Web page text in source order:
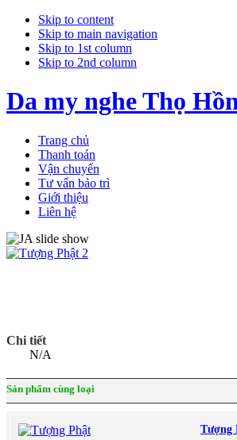
Skip to content
Skip to main navigation
Skip to 1st column
Skip to 2nd column
Da my nghe Thọ
Trang chủ
Thanh toán
Vận chuyển
Tư vấn bảo trì
Giới thiệu
Liên hệ
Chi tiết
N/A
Sản phẩm cùng loại
Tượng